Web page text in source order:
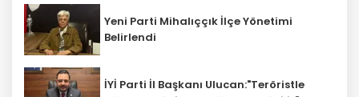
Yeni Parti Mihalıççık İlçe Yönetimi
Belirlendi
İYİ Parti İl Başkanı Ulucan:"Teröristle